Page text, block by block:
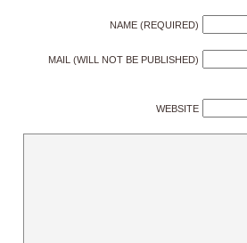
NAME (REQUIRED)
MAIL (WILL NOT BE PUBLISHED)
WEBSITE